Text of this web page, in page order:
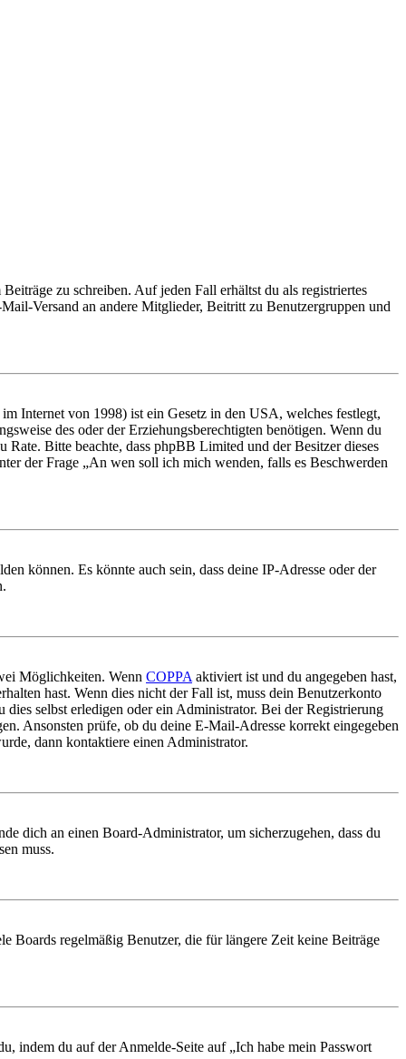
zu schreiben. Auf jeden Fall erhältst du als registriertes
Versand an andere Mitglieder, Beitritt zu Benutzergruppen und
Internet von 1998) ist ein Gesetz in den USA, welches festlegt,
des oder der Erziehungsberechtigten benötigen. Wenn du
Bitte beachte, dass phpBB Limited und der Besitzer dieses
der Frage „An wen soll ich mich wenden, falls es Beschwerden
können. Es könnte auch sein, dass deine IP-Adresse oder der
Möglichkeiten. Wenn COPPA aktiviert ist und du angegeben hast,
hast. Wenn dies nicht der Fall ist, muss dein Benutzerkonto
selbst erledigen oder ein Administrator. Bei der Registrierung
Ansonsten prüfe, ob du deine E-Mail-Adresse korrekt eingegeben
dann kontaktiere einen Administrator.
dich an einen Board-Administrator, um sicherzugehen, dass du
muss.
Boards regelmäßig Benutzer, die für längere Zeit keine Beiträge
indem du auf der Anmelde-Seite auf „Ich habe mein Passwort